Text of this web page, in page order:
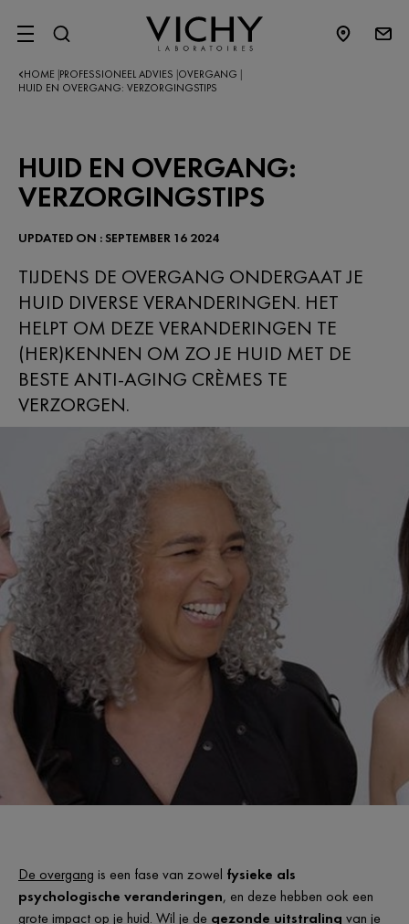
SITE MENU
HOME PROFESSIONEEL ADVIES OVERGANG
HUID EN OVERGANG: VERZORGINGSTIPS
HUID EN OVERGANG:
VERZORGINGSTIPS
TIJDENS DE OVERGANG ONDERGAAT JE
HUID DIVERSE VERANDERINGEN. HET
HELPT OM DEZE VERANDERINGEN TE
(HER)KENNEN OM ZO JE HUID MET DE
BESTE ANTI-AGING CRÈMES TE
VERZORGEN.
UPDATED ON : SEPTEMBER 16 2024
De overgang is een fase van zowel fysieke als
psychologische veranderingen, en deze hebben ook een
grote impact op je huid. Wil je de gezonde uitstraling van je